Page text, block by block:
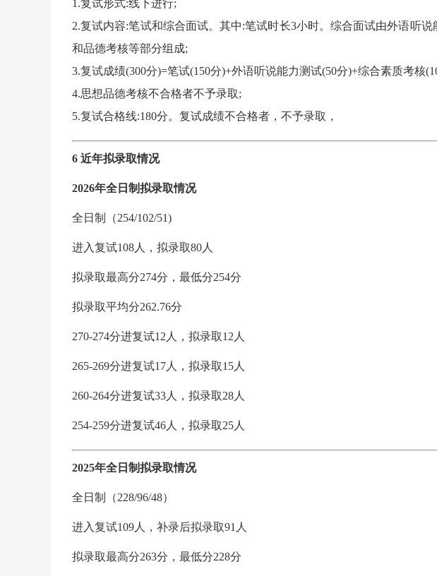
1.复试形式:线下进行;
2.复试内容:笔试和综合面试。其中:笔试时长3小时。综合面试由外语听
和品德考核等部分组成;
3.复试成绩(300分)=笔试(150分)+外语听说能力测试(50分)+综合素质考核
4.思想品德考核不合格者不予录取;
5.复试合格线:180分。复试成绩不合格者，不予录取，
6 近年拟录取情况
2026年全日制拟录取情况
全日制（254/102/51)
进入复试108人，拟录取80人
拟录取最高分274分，最低分254分
拟录取平均分262.76分
270-274分进复试12人，拟录取12人
265-269分进复试17人，拟录取15人
260-264分进复试33人，拟录取28人
254-259分进复试46人，拟录取25人
2025年全日制拟录取情况
全日制（228/96/48）
进入复试109人，补录后拟录取91人
拟录取最高分263分，最低分228分